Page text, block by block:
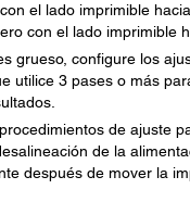
el lado imprimible
con el lado imprimible
grueso, configure los
utilice 3 pases o más
de ajuste
de la
después de mover la